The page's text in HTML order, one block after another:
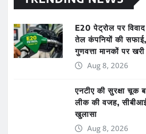
E20 पेट्रोल पर
तेल कंपनियों की
गुणवत्ता मानकों पर खरी
Aug 8, 2026
एनटीए की सुरक्षा चूक
लीक की वजह,
खुलासा
Aug 8, 2026